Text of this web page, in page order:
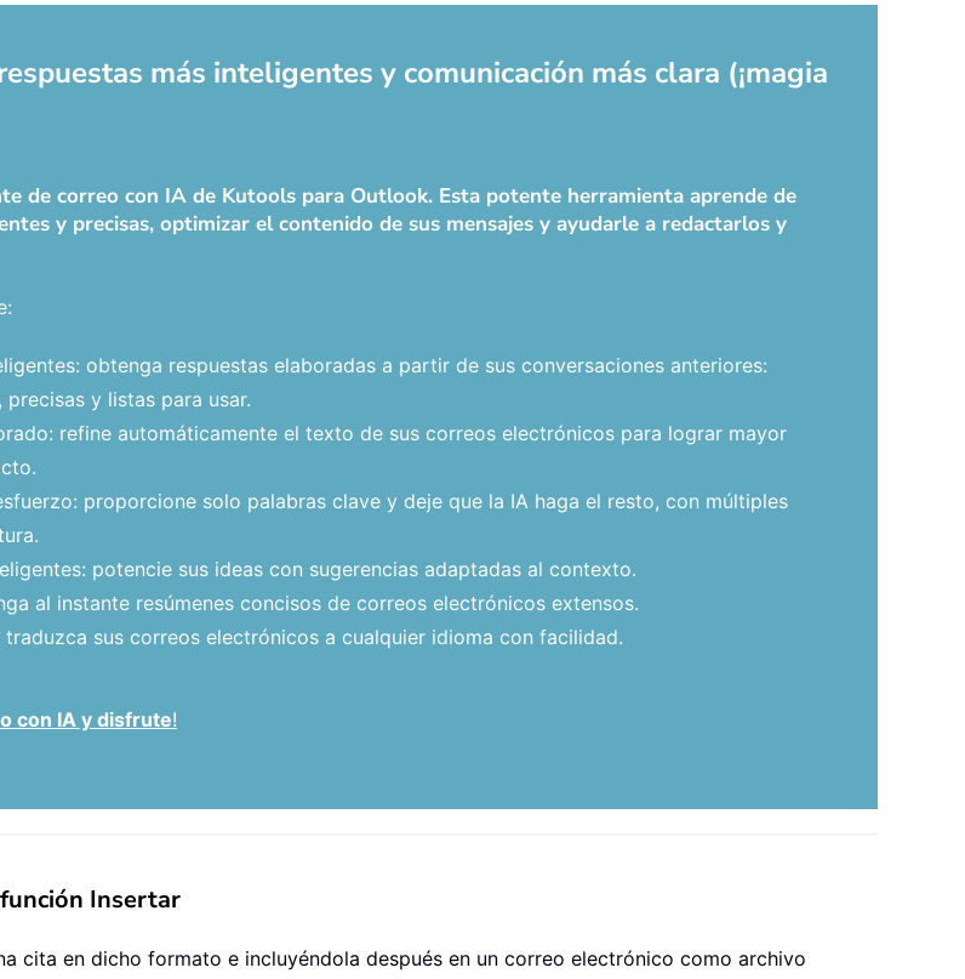
más inteligentes y comunicación más clara (¡magia
de correo con IA de Kutools para Outlook. Esta potente herramienta aprende de
y precisas, optimizar el contenido de sus mensajes y ayudarle a redactarlos y
obtenga respuestas elaboradas a partir de sus conversaciones anteriores:
precisas y listas para usar.
refine automáticamente el texto de sus correos electrónicos para lograr mayor
proporcione solo palabras clave y deje que la IA haga el resto, con múltiples
potencie sus ideas con sugerencias adaptadas al contexto.
al instante resúmenes concisos de correos electrónicos extensos.
sus correos electrónicos a cualquier idioma con facilidad.
con IA y disfrute!
Insertar
cita en dicho formato e incluyéndola después en un correo electrónico como archivo